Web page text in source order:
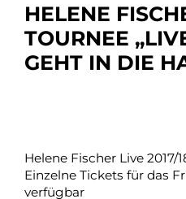
HELENE
TOURNEE
GEHT IN DIE
Helene Fischer Live
Einzelne Tickets für das
verfügbar